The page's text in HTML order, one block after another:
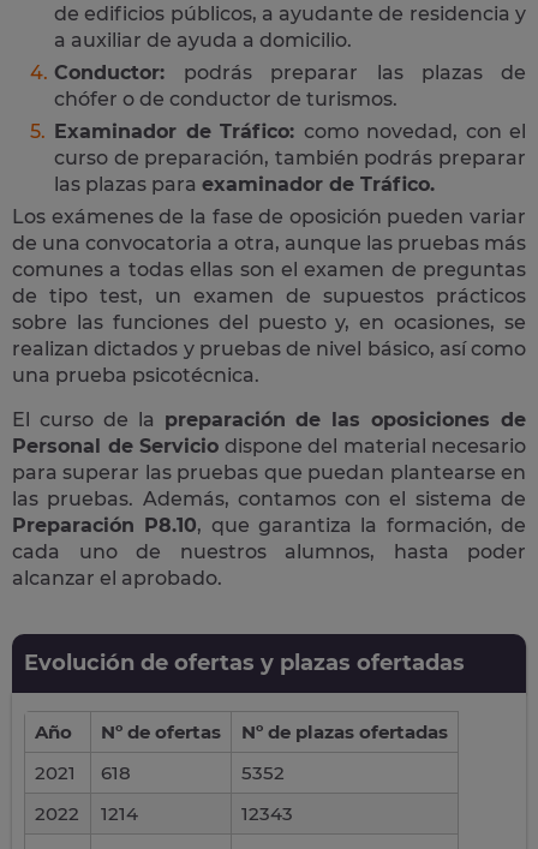
de edificios públicos, a ayudante de residencia y
a auxiliar de ayuda a domicilio.
Conductor: podrás preparar las plazas de
chófer o de conductor de turismos.
Examinador de Tráfico: como novedad, con el
curso de preparación, también podrás preparar
las plazas para examinador de Tráfico.
Los exámenes de la fase de oposición pueden variar
de una convocatoria a otra, aunque las pruebas más
comunes a todas ellas son el examen de preguntas
de tipo test, un examen de supuestos prácticos
sobre las funciones del puesto y, en ocasiones, se
realizan dictados y pruebas de nivel básico, así como
una prueba psicotécnica.
El curso de la preparación de las oposiciones de
Personal de Servicio dispone del material necesario
para superar las pruebas que puedan plantearse en
las pruebas. Además, contamos con el sistema de
Preparación P8.10, que garantiza la formación, de
cada uno de nuestros alumnos, hasta poder
alcanzar el aprobado.
Evolución de ofertas y plazas ofertadas
Año Nº de ofertas
Nº de plazas ofertadas
2021
618
5352
2022
1214
12343